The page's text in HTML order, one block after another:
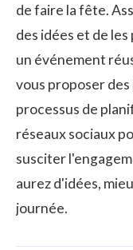
de faire la fête.
des idées et de
un événement
vous proposer
processus de
réseaux sociaux
susciter
aurez d'idées,
journée.